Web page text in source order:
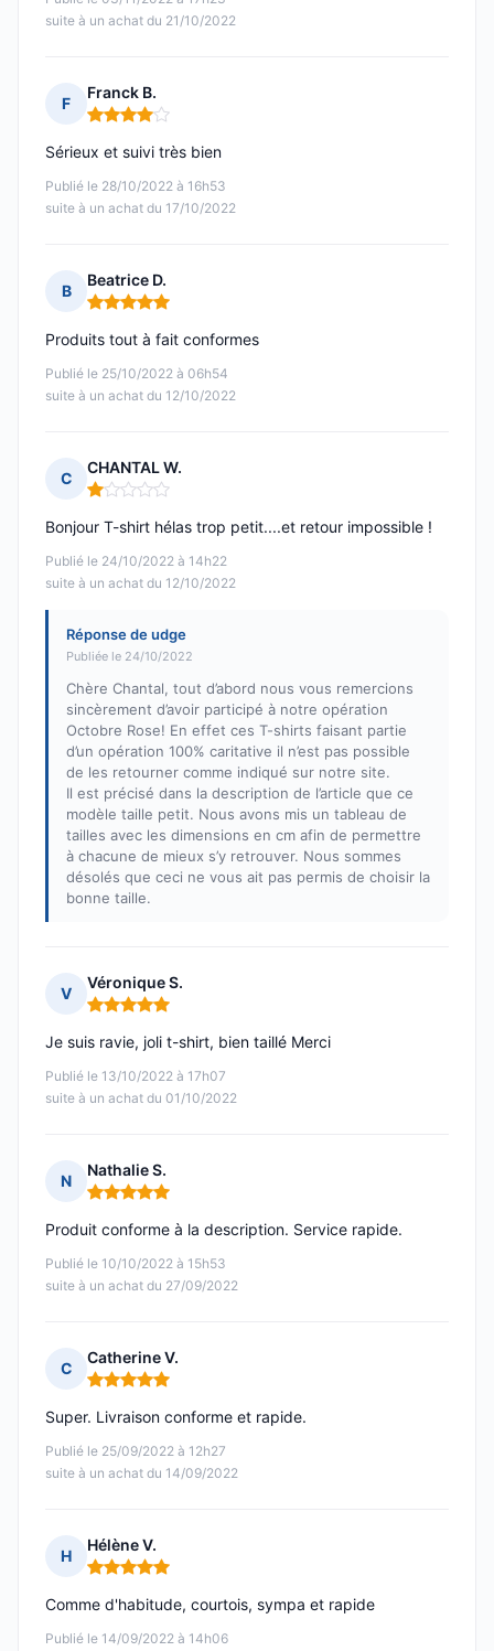
suite à un achat du 21/10/2022
F
Franck B.
Note : 4 sur 5
Publié le 28/10/2022 à 16h53
suite à un achat du 17/10/2022
Sérieux et suivi très bien
B
Beatrice D.
Note : 5 sur 5
Publié le 25/10/2022 à 06h54
suite à un achat du 12/10/2022
Produits tout à fait conformes
C
CHANTAL W.
Note : 1 sur 5
Publié le 24/10/2022 à 14h22
suite à un achat du 12/10/2022
Bonjour T-shirt hélas trop petit....et retour impossible !
Réponse de udge
Publiée le 24/10/2022
Chère Chantal, tout d’abord nous vous remercions
sincèrement d’avoir participé à notre opération
Octobre Rose! En effet ces T-shirts faisant partie
d’un opération 100% caritative il n’est pas possible
de les retourner comme indiqué sur notre site.
Il est précisé dans la description de l’article que ce
modèle taille petit. Nous avons mis un tableau de
tailles avec les dimensions en cm afin de permettre
à chacune de mieux s’y retrouver. Nous sommes
désolés que ceci ne vous ait pas permis de choisir la
bonne taille.
V
Véronique S.
Note : 5 sur 5
Publié le 13/10/2022 à 17h07
suite à un achat du 01/10/2022
Je suis ravie, joli t-shirt, bien taillé Merci
N
Nathalie S.
Note : 5 sur 5
Publié le 10/10/2022 à 15h53
suite à un achat du 27/09/2022
Produit conforme à la description. Service rapide.
C
Catherine V.
Note : 5 sur 5
Publié le 25/09/2022 à 12h27
suite à un achat du 14/09/2022
Super. Livraison conforme et rapide.
H
Hélène V.
Note : 5 sur 5
Publié le 14/09/2022 à 14h06
Comme d'habitude, courtois, sympa et rapide